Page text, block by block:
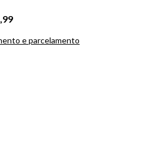
e parcelamento